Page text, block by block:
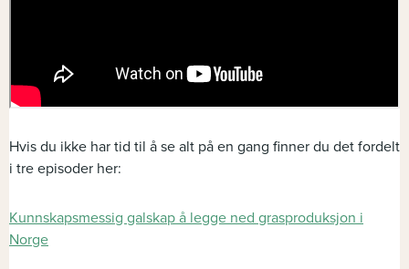
Hvis du ikke har tid til å se alt på en gang finner du det fordelt
i tre episoder her:
Kunnskapsmessig galskap å legge ned grasproduksjon i
Norge